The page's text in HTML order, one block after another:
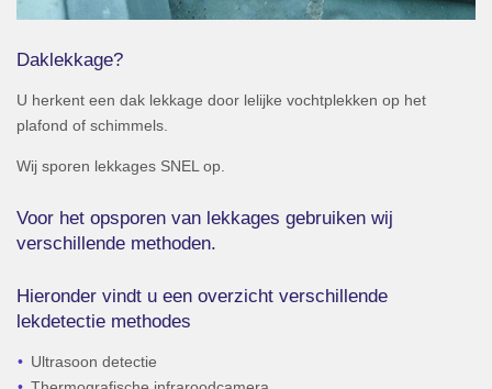
Daklekkage?
U herkent een dak lekkage door lelijke vochtplekken op het
plafond of schimmels.
Wij sporen lekkages SNEL op.
Voor het opsporen van lekkages gebruiken wij
verschillende methoden.
Hieronder vindt u een overzicht verschillende
lekdetectie methodes
Ultrasoon detectie